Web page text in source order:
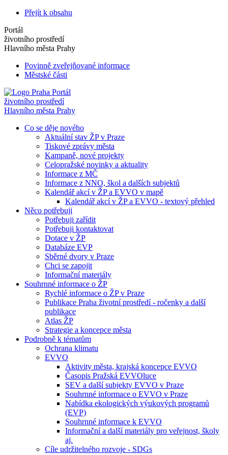
Přejít k obsahu
Portál
životního prostředí
Hlavního města Prahy
Povinně zveřejňované informace
Městské části
Portál
životního prostředí
Hlavního města Prahy
Co se děje nového
Aktuální stav ŽP v Praze
Tiskové zprávy města
Kampaně, nové projekty
Celopražské novinky a aktuality
Informace z MČ
Informace z NNO, škol a dalších subjektů
Kalendář akcí v ŽP a EVVO v mapě
Kalendář akcí v ŽP a EVVO - textový přehled
Něco potřebuji
Potřebuji zařídit
Potřebuji kontaktovat
Dotace v ŽP
Databáze EVP
Sběrné dvory v Praze
Chci se zapojit
Informační materiály
Souhrnné informace o ŽP
Rychlé informace o ŽP v Praze
Publikace Praha životní prostředí - ročenky a další
publikace
Atlas ŽP
Strategie a koncepce města
Podrobně k tématům
Ochrana klimatu
EVVO
Aktivity města, krajská koncepce EVVO
Časopis Pražská EVVOluce
SEV a další subjekty EVVO v Praze
Souhrnné informace o EVVO v Praze
Nabídka ekologických výukových programů
(EVP)
Souhrnné informace k EVVO
Informační a další materiály pro veřejnost, školy
aj.
Cíle udržitelného rozvoje - SDGs